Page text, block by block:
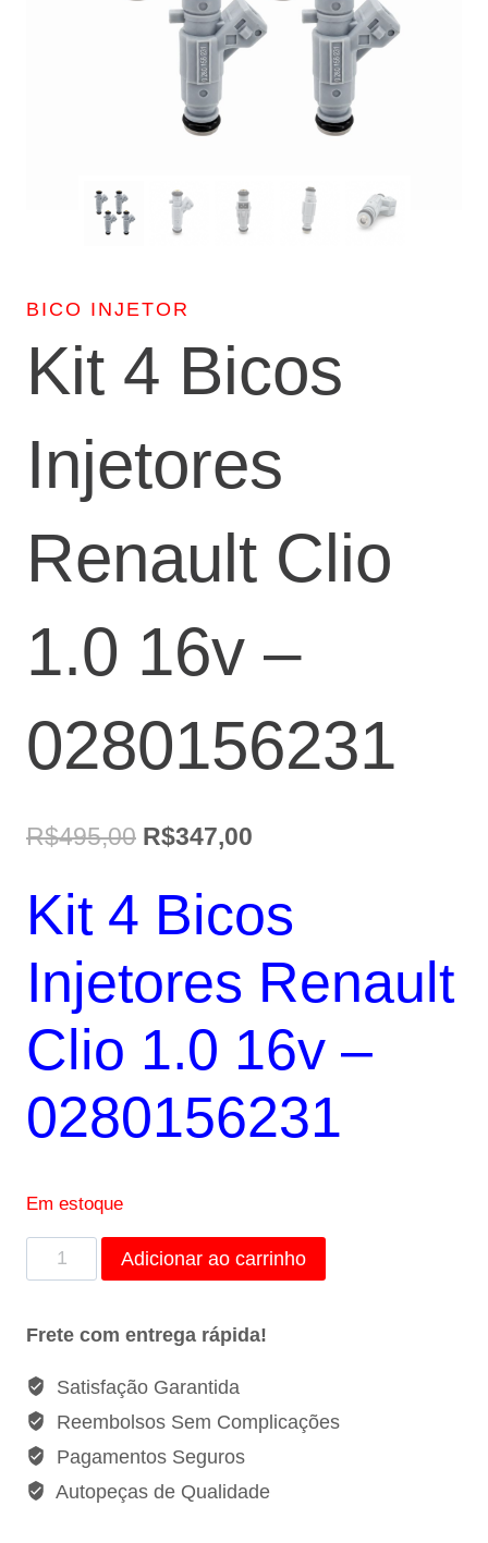
BICO INJETOR
Kit 4 Bicos
Injetores
Renault Clio
1.0 16v –
0280156231
R$495,00 O
original
R$495,00.
R$347,00
atual
R$347,00.
Kit 4 Bicos
Injetores Renault
Clio 1.0 16v –
0280156231
Em estoque
4
Injetores
Renault
Clio
1.0
16v
-
Adicionar ao carrinho
Frete com entrega rápida!
Satisfação Garantida
Reembolsos Sem Complicações
Pagamentos Seguros
Autopeças de Qualidade